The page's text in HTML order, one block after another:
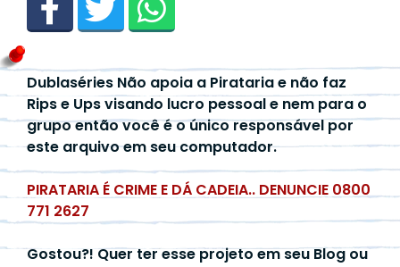
Dublaséries Não apoia a Pirataria e não faz
Rips e Ups visando lucro pessoal e nem para o
grupo então você é o único responsável por
este arquivo em seu computador.
PIRATARIA É CRIME E DÁ CADEIA.. DENUNCIE 0800
771 2627
Gostou?! Quer ter esse projeto em seu Blog ou